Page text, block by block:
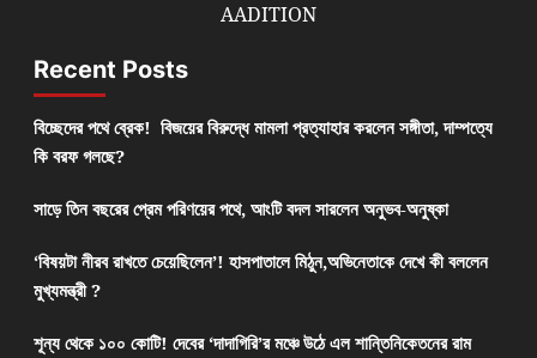
AADITION
Recent Posts
বিচ্ছেদের পথে ব্রেক! বিজয়ের বিরুদ্ধে মামলা প্রত্যাহার করলেন সঙ্গীতা, দাম্পত্যে
কি বরফ গলছে?
সাড়ে তিন বছরের প্রেম পরিণয়ের পথে, আংটি বদল সারলেন অনুভব-অনুষ্কা
‘বিষয়টা নীরব রাখতে চেয়েছিলেন’! হাসপাতালে মিঠুন,অভিনেতাকে দেখে কী বললেন
মুখ্যমন্ত্রী ?
শূন্য থেকে ১০০ কোটি! দেবের ‘দাদাগিরি’র মঞ্চে উঠে এল শান্তিনিকেতনের রাম